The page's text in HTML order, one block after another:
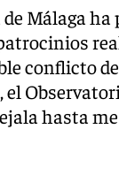
Málaga
conflicto
el
hasta